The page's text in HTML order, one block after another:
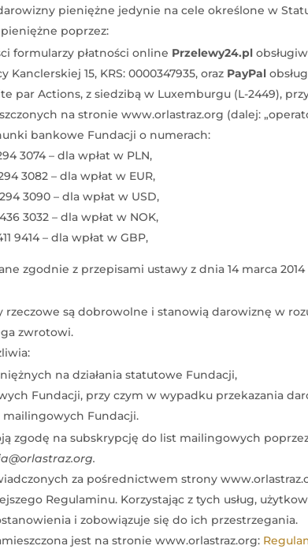
pieniężne jedynie na cele określone w
poprzez:
formularzy płatności online Przelewy24.pl
15, KRS: 0000347935, oraz PayPal
par Actions, z siedzibą w Luxemburgu (L-2449),
na stronie www.orlastraz.org (dalej:
bankowe Fundacji o numerach:
3074 – dla wpłat w PLN,
3082 – dla wpłat w EUR,
3090 – dla wpłat w USD,
3032 – dla wpłat w NOK,
9414 – dla wpłat w GBP,
zgodnie z przepisami ustawy z dnia 14 marca
rzeczowe są dobrowolne i stanowią darowiznę w
zwrotowi.
na działania statutowe Fundacji,
Fundacji, przy czym w wypadku przekazania
Fundacji.
zgodę na subskrypcję do list mailingowych
za pośrednictwem strony
Regulaminu. Korzystając z tych usług,
i zobowiązuje się do ich przestrzegania.
jest na stronie www.orlastraz.org: